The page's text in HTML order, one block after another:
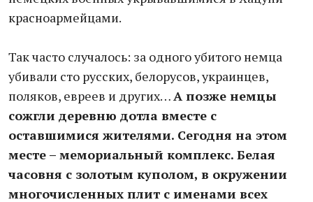
красноармейцами.
Так часто случалось: за одного убитого немца
убивали сто русских, белорусов, украинцев,
поляков, евреев и других…А позже немцы
сожгли деревню дотла вместе с
оставшимися жителями. Сегодня на этом
месте – мемориальный комплекс. Белая
часовня с золотым куполом, в окружении
многочисленных плит с именами всех